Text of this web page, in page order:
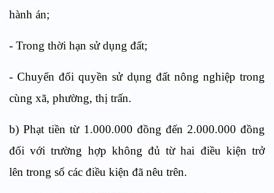
hành án;
- Trong thời hạn sử dụng đất;
- Chuyển đổi quyền sử dụng đất nông nghiệp trong
cùng xã, phường, thị trấn.
b) Phạt tiền từ 1.000.000 đồng đến 2.000.000 đồng
đối với trường hợp không đủ từ hai điều kiện trở
lên trong số các điều kiện đã nêu trên.